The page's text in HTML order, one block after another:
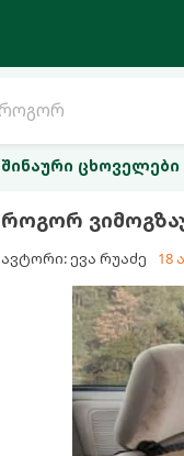
შინაური ცხოველები
როგორ
ავტორი: ევა რუაძე 18